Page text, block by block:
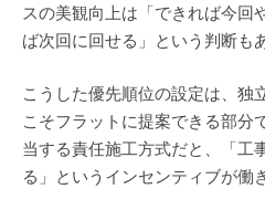
スの美観向上は「できれば今回
ば次回に回せる」という判断も
こうした優先順位の設定は、独
こそフラットに提案できる部分
当する責任施工方式だと、「工
る」というインセンティブが働